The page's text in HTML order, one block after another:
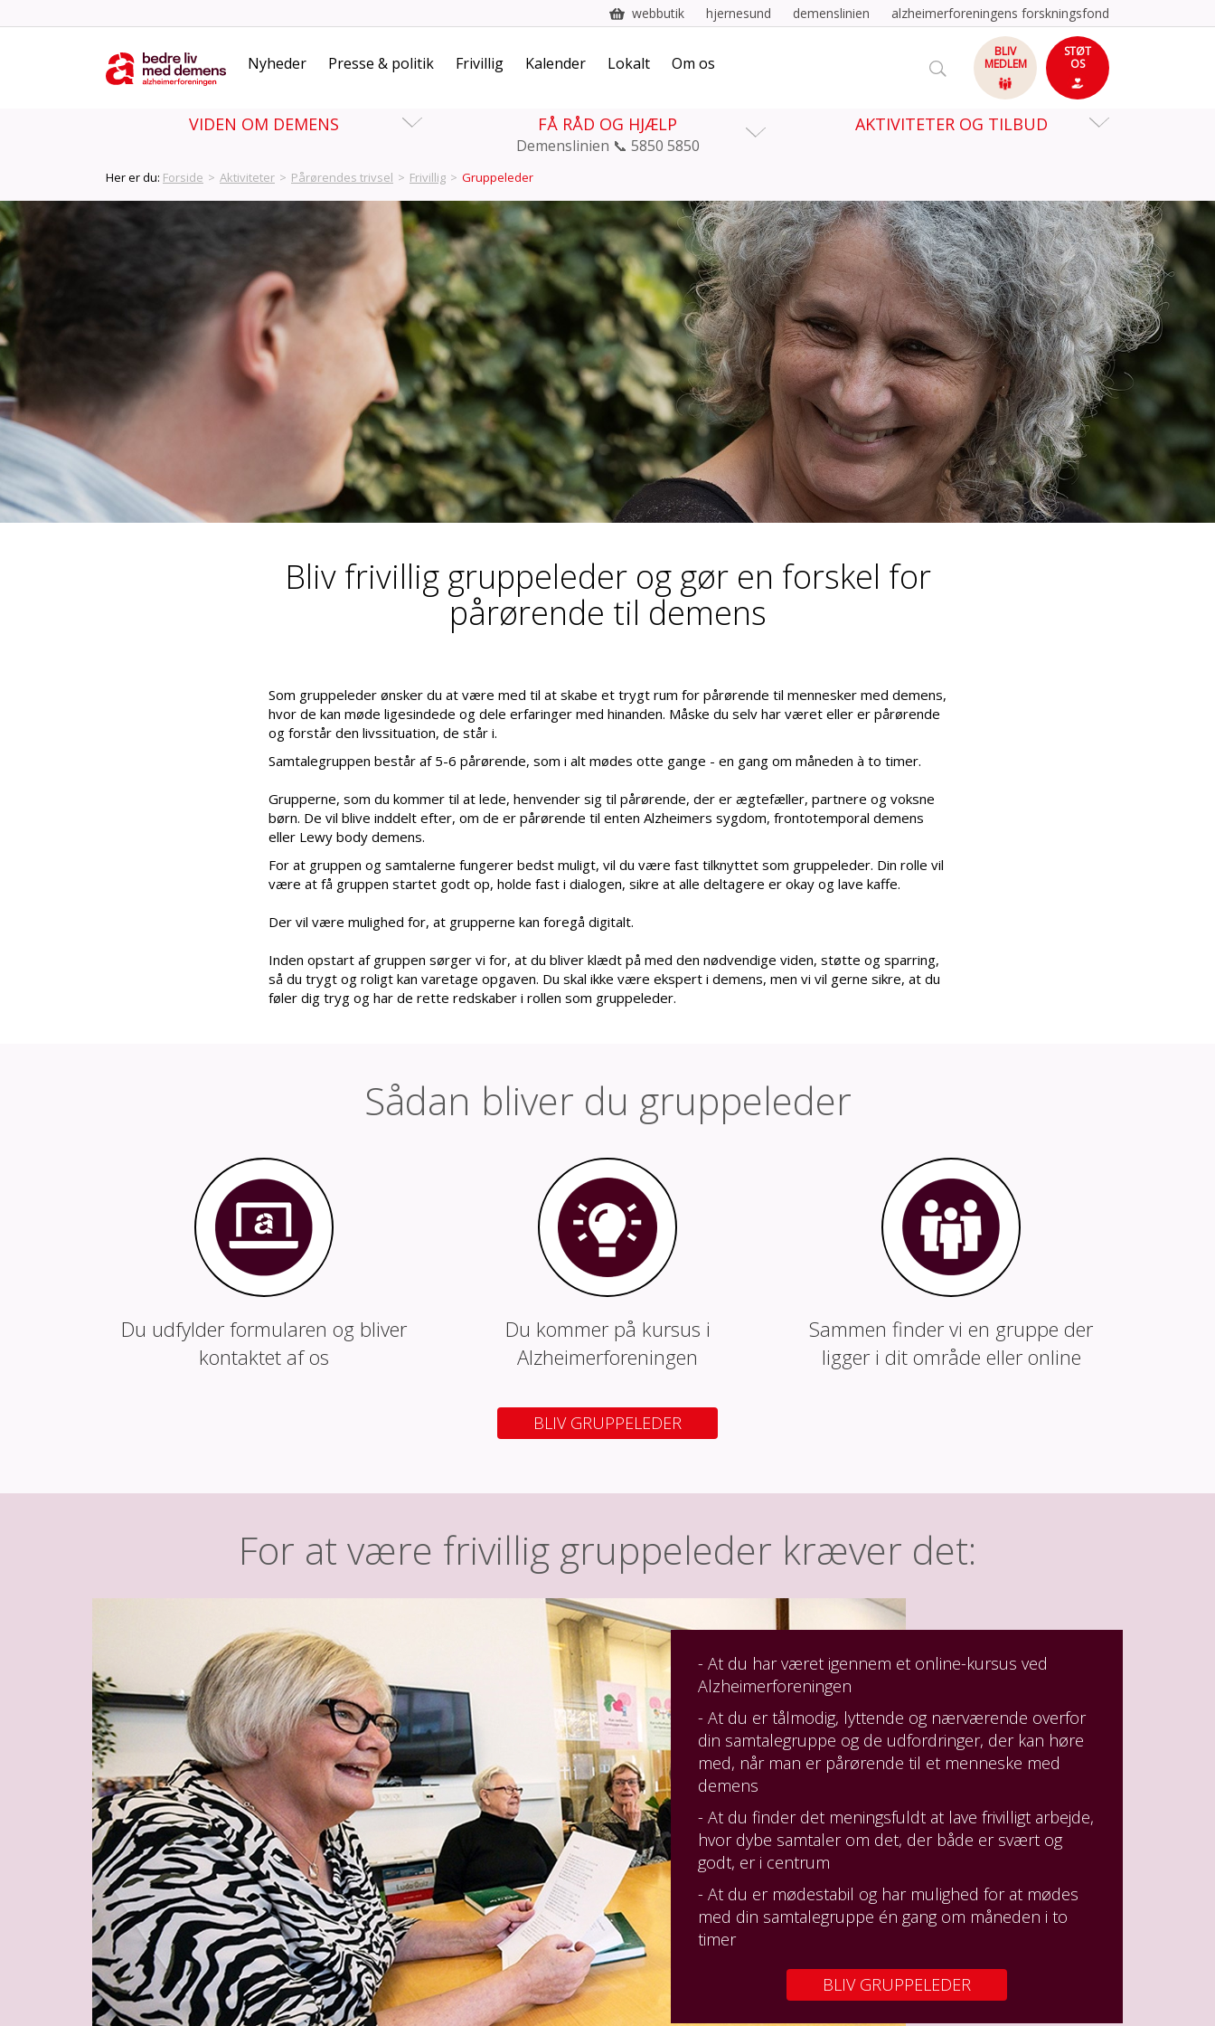
webbutik hjernesund demenslinien alzheimerforeningens forskningsfond
Nyheder Presse & politik Frivillig Kalender Lokalt Om os
BLIV
MEDLEM
STØT
OS
VIDEN OM DEMENS FÅ RÅD OG HJÆLP
Demenslinien 📞 5850 5850
AKTIVITETER OG TILBUD
Her er du: Forside > Aktiviteter > Pårørendes trivsel > Frivillig > Gruppeleder
Bliv frivillig gruppeleder og gør en forskel for
pårørende til demens
Som gruppeleder ønsker du at være med til at skabe et trygt rum for pårørende til mennesker med demens,
hvor de kan møde ligesindede og dele erfaringer med hinanden. Måske du selv har været eller er pårørende
og forstår den livssituation, de står i.
Samtalegruppen består af 5-6 pårørende, som i alt mødes otte gange - en gang om måneden à to timer.
Grupperne, som du kommer til at lede, henvender sig til pårørende, der er ægtefæller, partnere og voksne
børn. De vil blive inddelt efter, om de er pårørende til enten Alzheimers sygdom, frontotemporal demens
eller Lewy body demens.
For at gruppen og samtalerne fungerer bedst muligt, vil du være fast tilknyttet som gruppeleder. Din rolle vil
være at få gruppen startet godt op, holde fast i dialogen, sikre at alle deltagere er okay og lave kaffe.
Der vil være mulighed for, at grupperne kan foregå digitalt.
Inden opstart af gruppen sørger vi for, at du bliver klædt på med den nødvendige viden, støtte og sparring,
så du trygt og roligt kan varetage opgaven. Du skal ikke være ekspert i demens, men vi vil gerne sikre, at du
føler dig tryg og har de rette redskaber i rollen som gruppeleder.
Sådan bliver du gruppeleder
Du udfylder formularen og bliver
kontaktet af os
Du kommer på kursus i
Alzheimerforeningen
Sammen finder vi en gruppe der
ligger i dit område eller online
BLIV GRUPPELEDER
For at være frivillig gruppeleder kræver det:
- At du har været igennem et online-kursus ved
Alzheimerforeningen
- At du er tålmodig, lyttende og nærværende overfor
din samtalegruppe og de udfordringer, der kan høre
med, når man er pårørende til et menneske med
demens
- At du finder det meningsfuldt at lave frivilligt arbejde,
hvor dybe samtaler om det, der både er svært og
godt, er i centrum
- At du er mødestabil og har mulighed for at mødes
med din samtalegruppe én gang om måneden i to
timer
BLIV GRUPPELEDER